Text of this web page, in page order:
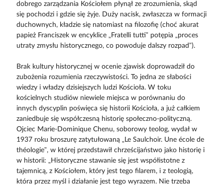
dobrego zarządzania Kościołem płynął ze zrozumienia, skąd
się pochodzi i gdzie się żyje. Duży nacisk, zwłaszcza w formacji
duchownych, kładzie się natomiast na filozofię (choć akurat
papież Franciszek w encyklice „Fratelli tutti” potępia „proces
utraty zmysłu historycznego, co powoduje dalszy rozpad”).
Brak kultury historycznej w ocenie zjawisk doprowadził do
zubożenia rozumienia rzeczywistości. To jedna ze słabości
wiedzy i władzy dzisiejszych ludzi Kościoła. W toku
kościelnych studiów niewiele miejsca w porównaniu do
innych dyscyplin poświęca się historii Kościoła, a już całkiem
zaniedbuje się współczesną historię społeczno-polityczną.
Ojciec Marie-Dominique Chenu, soborowy teolog, wydał w
1937 roku broszurę zatytułowaną „Le Saulchoir. Une école de
théologie”, w której przedstawił chrześcijaństwo jako historię i
w historii: „Historyczne stawanie się jest współistotne z
tajemnicą, z Kościołem, który jest tego filarem, i z teologią,
która przez myśl i działanie jest tego wyrazem. Nie trzeba